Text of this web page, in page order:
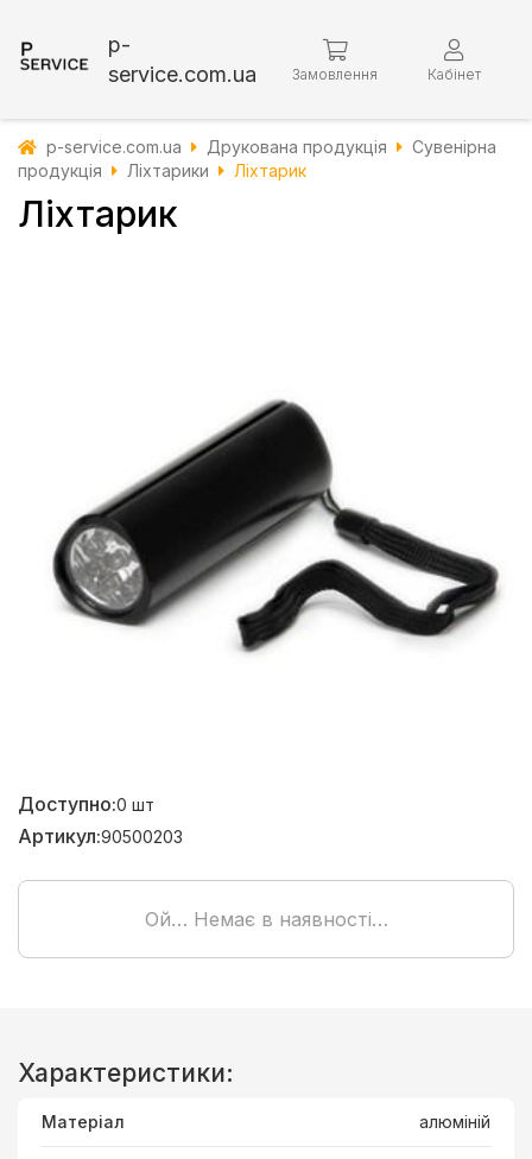
p-
service.com.ua
Замовлення Кабінет
p-service.com.ua Друкована продукція
Сувенірна
продукція
Ліхтарики Ліхтарик
Ліхтарик
Доступно:0 шт
Артикул:90500203
Ой… Немає в наявності…
Характеристики:
Матеріал алюміній